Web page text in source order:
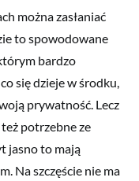
można zasłaniać
to spowodowane
bardzo
się dzieje w środku,
prywatność. Lecz
potrzebne ze
jasno to mają
Na szczęście nie ma